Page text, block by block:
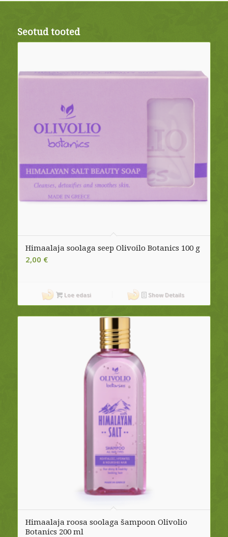
Seotud tooted
Himaalaja soolaga seep Olivoilo Botanics 100 g
2,00 €
Loe edasi Show Details
Himaalaja roosa soolaga šampoon Olivolio
Botanics 200 ml